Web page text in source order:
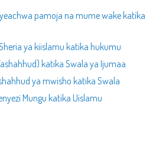
pamoja na mume wake katika
ya kiislamu katika hukumu
katika Swala ya Ijumaa
ya mwisho katika Swala
Mungu katika Uislamu